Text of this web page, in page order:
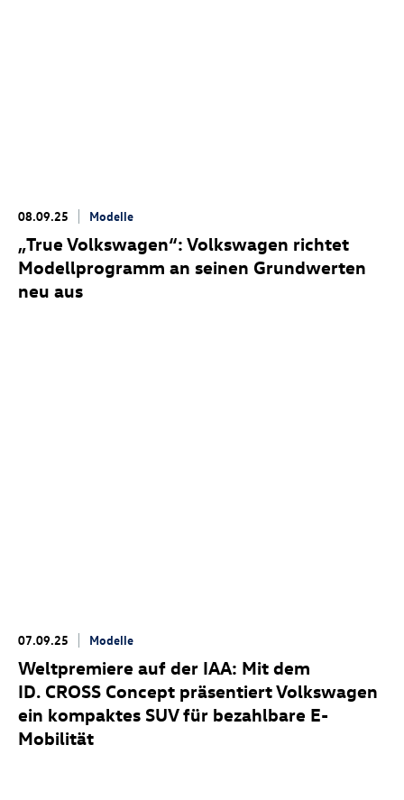
08.09.25 Modelle
„True Volkswagen“: Volkswagen richtet
Modellprogramm an seinen Grundwerten
neu aus
07.09.25 Modelle
Weltpremiere auf der IAA: Mit dem
ID. CROSS Concept präsentiert Volkswagen
ein kompaktes SUV für bezahlbare E-
Mobilität